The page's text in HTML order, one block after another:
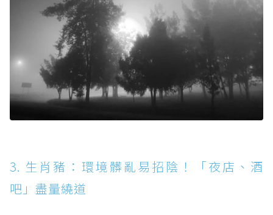
3. 生肖豬：環境髒亂易招陰！「夜店、酒
吧」盡量繞道